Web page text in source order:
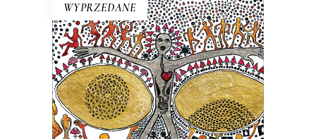
WYPRZEDANE
FABRYKA ABSOLUTU
Na terenie Czech wyprodukowano
Boga. Nastała na świecie